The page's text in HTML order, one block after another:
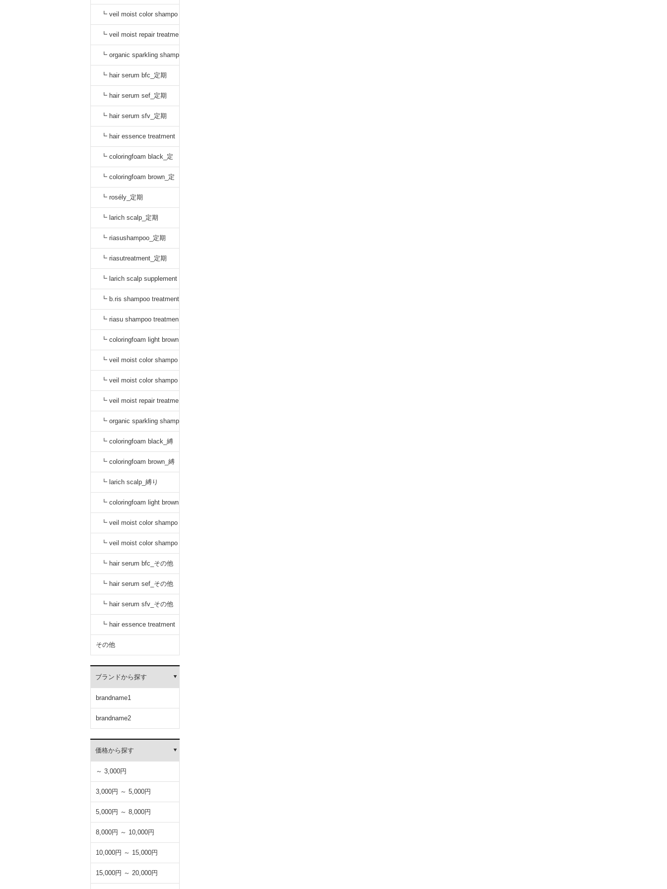
o black_通常
┗ veil moist color shampo
o dark brown_通常
┗ veil moist repair treatme
nt_通常
┗ organic sparkling shamp
oo_定期
┗ hair serum bfc_定期
┗ hair serum sef_定期
┗ hair serum sfv_定期
┗ hair essence treatment
dr_定期
┗ coloringfoam black_定
期
┗ coloringfoam brown_定
期
┗ rosély_定期
┗ larich scalp_定期
┗ riasushampoo_定期
┗ riasutreatment_定期
┗ larich scalp supplement
_定期
┗ b.ris shampoo treatment
セット_定期
┗ riasu shampoo treatmen
t セット_定期
┗ coloringfoam light brown
_定期
┗ veil moist color shampo
o black_定期
┗ veil moist color shampo
o dark brown_定期
┗ veil moist repair treatme
nt_定期
┗ organic sparkling shamp
oo_縛り
┗ coloringfoam black_縛
り
┗ coloringfoam brown_縛
り
┗ larich scalp_縛り
┗ coloringfoam light brown
_縛り
┗ veil moist color shampo
o black_縛り
┗ veil moist color shampo
o dark brown_縛り
┗ hair serum bfc_その他
┗ hair serum sef_その他
┗ hair serum sfv_その他
┗ hair essence treatment
dr_その他
その他
ブランドから探す
brandname1
brandname2
価格から探す
～ 3,000円
3,000円 ～ 5,000円
5,000円 ～ 8,000円
8,000円 ～ 10,000円
10,000円 ～ 15,000円
15,000円 ～ 20,000円